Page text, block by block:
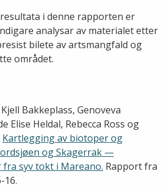
i denne rapporten er
analysar av materialet etter
bilete av artsmangfald og
området.
Bakkeplass, Genoveva
Elise Heldal, Rebecca Ross og
Kartlegging av biotoper og
og Skagerrak —
syv tokt i Mareano. Rapport fra
16.